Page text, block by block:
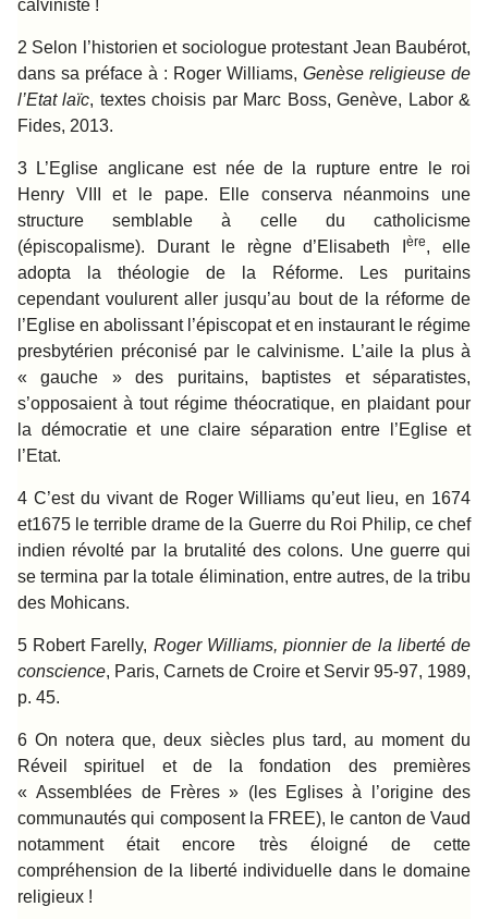
calviniste !
2 Selon l’historien et sociologue protestant Jean Baubérot,
dans sa préface à : Roger Williams, Genèse religieuse de
l’Etat laïc, textes choisis par Marc Boss, Genève, Labor &
Fides, 2013.
3 L’Eglise anglicane est née de la rupture entre le roi
Henry VIII et le pape. Elle conserva néanmoins une
structure semblable à celle du catholicisme
(épiscopalisme). Durant le règne d’Elisabeth Ière, elle
adopta la théologie de la Réforme. Les puritains
cependant voulurent aller jusqu’au bout de la réforme de
l’Eglise en abolissant l’épiscopat et en instaurant le régime
presbytérien préconisé par le calvinisme. L’aile la plus à
« gauche » des puritains, baptistes et séparatistes,
s’opposaient à tout régime théocratique, en plaidant pour
la démocratie et une claire séparation entre l’Eglise et
l’Etat.
4 C’est du vivant de Roger Williams qu’eut lieu, en 1674
et1675 le terrible drame de la Guerre du Roi Philip, ce chef
indien révolté par la brutalité des colons. Une guerre qui
se termina par la totale élimination, entre autres, de la tribu
des Mohicans.
5 Robert Farelly, Roger Williams, pionnier de la liberté de
conscience, Paris, Carnets de Croire et Servir 95-97, 1989,
p. 45.
6 On notera que, deux siècles plus tard, au moment du
Réveil spirituel et de la fondation des premières
« Assemblées de Frères » (les Eglises à l’origine des
communautés qui composent la FREE), le canton de Vaud
notamment était encore très éloigné de cette
compréhension de la liberté individuelle dans le domaine
religieux !